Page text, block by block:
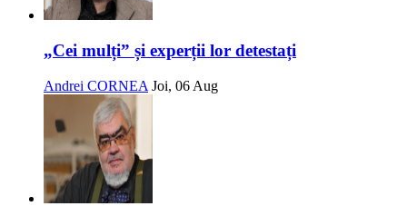
„Cei mulți” și experții lor detestați
Andrei CORNEA Joi, 06 Aug